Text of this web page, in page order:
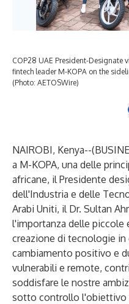
COP28 UAE President-Designate
fintech leader M-KOPA on the
(Photo: AETOSWire)
NAIROBI, Kenya--(
a M-KOPA, una delle
africane, il Presidente
dell'Industria e delle
Arabi Uniti, il Dr. Sultan
l'importanza delle piccole
creazione di tecnologie in
cambiamento positivo e
vulnerabili e remote,
soddisfare le nostre
sotto controllo l'obiettivo